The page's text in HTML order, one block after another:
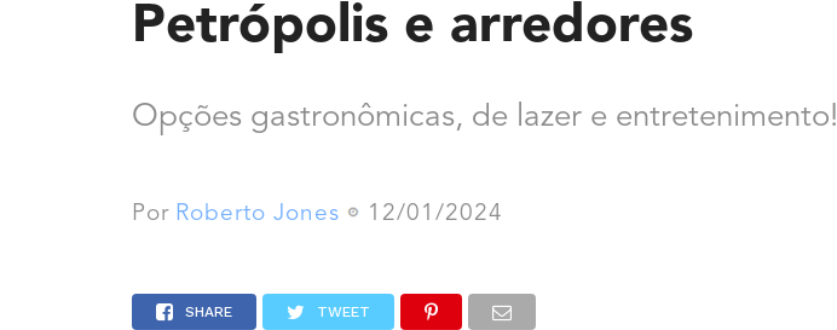
Petrópolis e arredores
Opções gastronômicas, de lazer e entretenimento!
Por Roberto Jones 12/01/2024
SHARE TWEET